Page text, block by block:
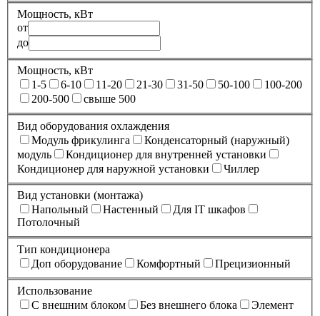
Мощность, кВт
от
до
Мощность, кВт
1-5
6-10 11-20 21-30 31-50 50-100
100-200
200-500
свыше 500
Вид оборудования охлаждения
Модуль фрикулинга
Конденсаторный (наружный)
модуль
Кондиционер для внутренней установки
Кондиционер для наружной установки
Чиллер
Вид установки (монтажа)
Напольный
Настенный
Для IT шкафов
Потолочный
Тип кондиционера
Доп оборудование
Комфортный Прецизионный
Использование
С внешним блоком
Без внешнего блока
Элемент